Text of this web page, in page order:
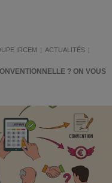
IRCEM
ACTUALITÉS
? ON VOUS